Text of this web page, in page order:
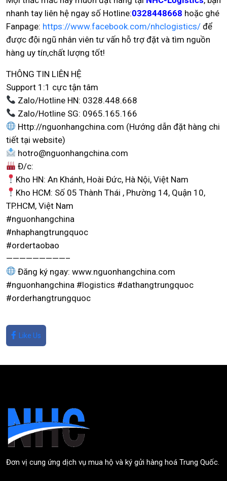
nhanh tay liên hệ ngay số Hotline:0328448668 hoặc ghé
Fanpage: https://www.facebook.com/nhclogistics/ để
được đội ngũ nhân viên tư vấn hỗ trợ đặt và tìm nguồn
hàng uy tín,chất lượng tốt!
THÔNG TIN LIÊN HỆ
Support 1:1 cực tận tâm
Zalo/Hotline HN: 0328.448.668
Zalo/Hotline SG: 0965.165.166
Http://nguonhangchina.com (Hướng dẫn đặt hàng chi
tiết tại website)
hotro@nguonhangchina.com
Đ/c:
Kho HN: An Khánh, Hoài Đức, Hà Nội, Việt Nam
Kho HCM: Số 05 Thành Thái , Phường 14, Quận 10,
TP.HCM, Việt Nam
#nguonhangchina
#nhaphangtrungquoc
#ordertaobao
—————————–
Đăng ký ngay: www.nguonhangchina.com
#nguonhangchina #logistics #dathangtrungquoc
#orderhangtrungquoc
Like Us
Đơn vị cung ứng dịch vụ mua hộ và ký gửi hàng hoá Trung Quốc.